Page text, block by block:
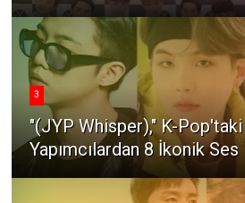
3
"(JYP Whisper)," K-
Yapımcılardan 8 İkonik